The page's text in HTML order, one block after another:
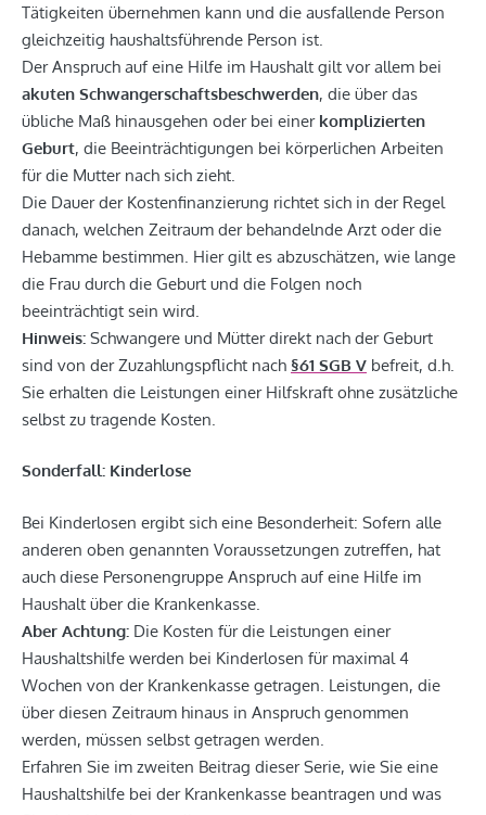
Tätigkeiten übernehmen kann und die ausfallende Person
gleichzeitig haushaltsführende Person ist.
Der Anspruch auf eine Hilfe im Haushalt gilt vor allem bei
akuten Schwangerschaftsbeschwerden, die über das
übliche Maß hinausgehen oder bei einerkomplizierten
Geburt, die Beeinträchtigungen bei körperlichen Arbeiten
für die Mutter nach sich zieht.
Die Dauer der Kostenfinanzierung richtet sich in der Regel
danach, welchen Zeitraum der behandelnde Arzt oder die
Hebamme bestimmen. Hier gilt es abzuschätzen, wie lange
die Frau durch die Geburt und die Folgen noch
beeinträchtigt sein wird.
Hinweis: Schwangere und Mütter direkt nach der Geburt
sind von der Zuzahlungspflicht nach §61 SGB V befreit, d.h.
Sie erhalten die Leistungen einer Hilfskraft ohne zusätzliche
selbst zu tragende Kosten.
Sonderfall: Kinderlose
Bei Kinderlosen ergibt sich eine Besonderheit: Sofern alle
anderen oben genannten Voraussetzungen zutreffen, hat
auch diese Personengruppe Anspruch auf eine Hilfe im
Haushalt über die Krankenkasse.
Aber Achtung: Die Kosten für die Leistungen einer
Haushaltshilfe werden bei Kinderlosen für maximal 4
Wochen von der Krankenkasse getragen. Leistungen, die
über diesen Zeitraum hinaus in Anspruch genommen
werden, müssen selbst getragen werden.
Erfahren Sie im zweiten Beitrag dieser Serie, wie Sie eine
Haushaltshilfe bei der Krankenkasse beantragen und was